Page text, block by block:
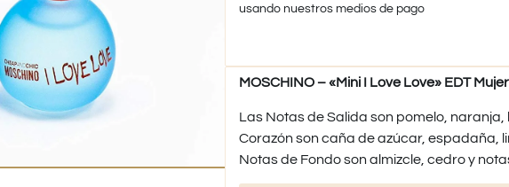
usando nuestros medios de pago
MOSCHINO – «Mini I Love Love» EDT Mujer
Las Notas de Salida son pomelo,
Corazón son caña de azúcar, espadaña,
Notas de Fondo son almizcle, cedro y